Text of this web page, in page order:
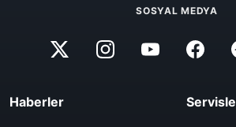
SOSYAL MEDYA
Haberler